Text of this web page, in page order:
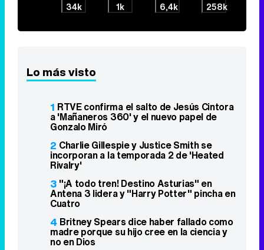
34k 1k 6,4k 258k
Lo más visto
1 RTVE confirma el salto de Jesús Cintora
a 'Mañaneros 360' y el nuevo papel de
Gonzalo Miró
2 Charlie Gillespie y Justice Smith se
incorporan a la temporada 2 de 'Heated
Rivalry'
3 "¡A todo tren! Destino Asturias" en
Antena 3 lidera y "Harry Potter" pincha en
Cuatro
4 Britney Spears dice haber fallado como
madre porque su hijo cree en la ciencia y
no en Dios